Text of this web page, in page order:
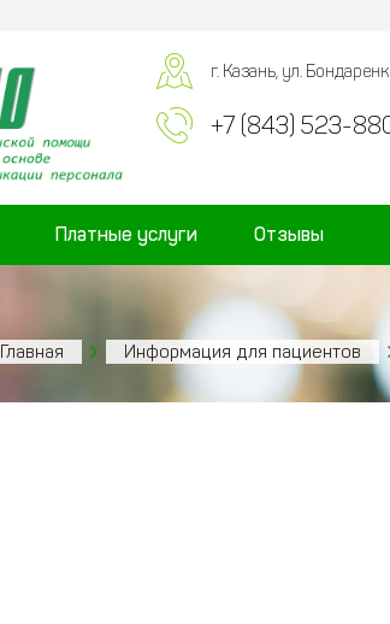
г. Казань, ул.
+7 (843) 523-
Платные услуги Отзывы
Главная Информация для пациентов